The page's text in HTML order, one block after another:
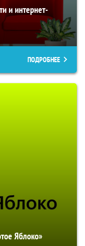
и интернет-
ПОДРОБНЕЕ
Яблоко»